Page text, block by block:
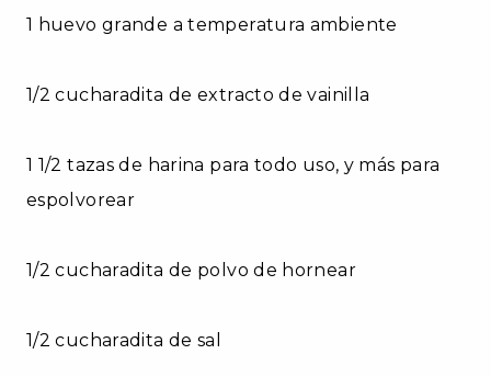
1 huevo grande a temperatura ambiente
1/2 cucharadita de extracto de vainilla
1 1/2 tazas de harina para todo uso, y más para
espolvorear
1/2 cucharadita de polvo de hornear
1/2 cucharadita de sal